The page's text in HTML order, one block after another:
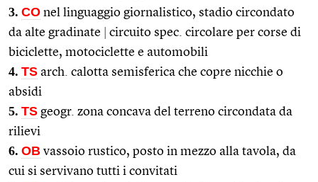
3. CO nel linguaggio giornalistico, stadio circondato
da alte gradinate
circuito spec. circolare per corse di
biciclette, motociclette e automobili
4. TS arch. calotta semisferica che copre nicchie o
absidi
5. TS geogr. zona concava del terreno circondata da
rilievi
6. OB vassoio rustico, posto in mezzo alla tavola, da
cui si servivano tutti i convitati